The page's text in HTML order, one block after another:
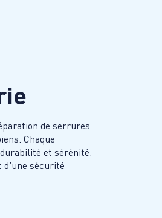
de serrures
Chaque
et sérénité.
sécurité